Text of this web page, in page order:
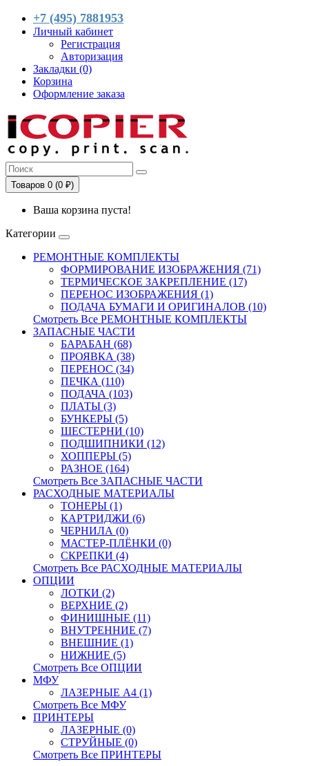
+7 (495) 7881953
Личный кабинет
Регистрация
Авторизация
Закладки (0)
Корзина
Оформление заказа
Товаров 0 (0 ₽)
Ваша корзина пуста!
Категории
РЕМОНТНЫЕ КОМПЛЕКТЫ
ФОРМИРОВАНИЕ ИЗОБРАЖЕНИЯ (71)
ТЕРМИЧЕСКОЕ ЗАКРЕПЛЕНИЕ (17)
ПЕРЕНОС ИЗОБРАЖЕНИЯ (1)
ПОДАЧА БУМАГИ И ОРИГИНАЛОВ (10)
Смотреть Все РЕМОНТНЫЕ КОМПЛЕКТЫ
ЗАПАСНЫЕ ЧАСТИ
БАРАБАН (68)
ПРОЯВКА (38)
ПЕРЕНОС (34)
ПЕЧКА (110)
ПОДАЧА (103)
ПЛАТЫ (3)
БУНКЕРЫ (5)
ШЕСТЕРНИ (10)
ПОДШИПНИКИ (12)
ХОППЕРЫ (5)
РАЗНОЕ (164)
Смотреть Все ЗАПАСНЫЕ ЧАСТИ
РАСХОДНЫЕ МАТЕРИАЛЫ
ТОНЕРЫ (1)
КАРТРИДЖИ (6)
ЧЕРНИЛА (0)
МАСТЕР-ПЛЁНКИ (0)
СКРЕПКИ (4)
Смотреть Все РАСХОДНЫЕ МАТЕРИАЛЫ
ОПЦИИ
ЛОТКИ (2)
ВЕРХНИЕ (2)
ФИНИШНЫЕ (11)
ВНУТРЕННИЕ (7)
ВНЕШНИЕ (1)
НИЖНИЕ (5)
Смотреть Все ОПЦИИ
МФУ
ЛАЗЕРНЫЕ A4 (1)
Смотреть Все МФУ
ПРИНТЕРЫ
ЛАЗЕРНЫЕ (0)
СТРУЙНЫЕ (0)
Смотреть Все ПРИНТЕРЫ